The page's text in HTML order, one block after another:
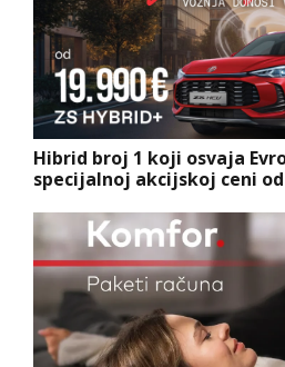
Hibrid broj 1 koji osvaja
specijalnoj akcijskoj ceni od